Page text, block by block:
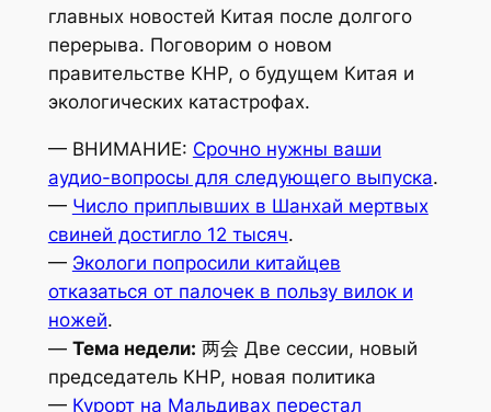
главных новостей Китая после долгого
перерыва. Поговорим о новом
правительстве КНР, о будущем Китая и
экологических катастрофах.
— ВНИМАНИЕ: Срочно нужны ваши
аудио-вопросы для следующего выпуска.
— Число приплывших в Шанхай мертвых
свиней достигло 12 тысяч.
— Экологи попросили китайцев
отказаться от палочек в пользу вилок и
ножей.
— Тема недели: 两会 Две сессии, новый
председатель КНР, новая политика
— Курорт на Мальдивах перестал